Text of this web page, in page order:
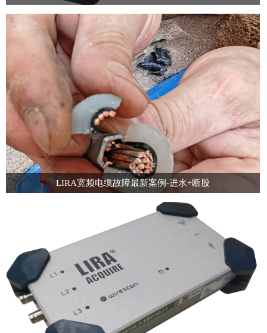
文章包含了2023年第三季度，电缆宽频阻抗谱测试的现场案例及解剖情况。
LIRA宽频电缆故障最新案例-进水+断股